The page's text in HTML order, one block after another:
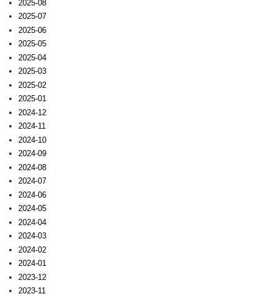
2025-08
2025-07
2025-06
2025-05
2025-04
2025-03
2025-02
2025-01
2024-12
2024-11
2024-10
2024-09
2024-08
2024-07
2024-06
2024-05
2024-04
2024-03
2024-02
2024-01
2023-12
2023-11